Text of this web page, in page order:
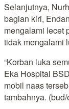
Selanjutnya,
bagian kiri,
mengalami lecet
tidak mengalami
“Korban luka
Eka Hospital
mobil naas
tambahnya. (bud/